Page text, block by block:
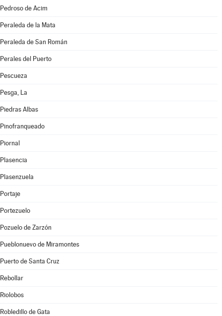
Pedroso de Acim
Peraleda de la Mata
Peraleda de San Román
Perales del Puerto
Pescueza
Pesga, La
Piedras Albas
Pinofranqueado
Piornal
Plasencia
Plasenzuela
Portaje
Portezuelo
Pozuelo de Zarzón
Pueblonuevo de Miramontes
Puerto de Santa Cruz
Rebollar
Riolobos
Robledillo de Gata